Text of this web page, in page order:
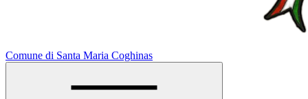
Comune di Santa Maria Coghinas